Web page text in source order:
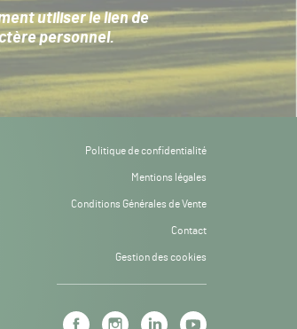
utiliser le lien de
personnel.
Politique de confidentialité
Mentions légales
Conditions Générales de Vente
Contact
Gestion des cookies